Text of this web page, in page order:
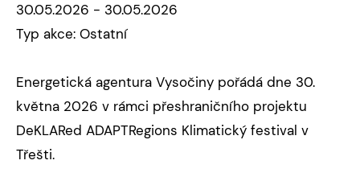
30.05.2026 - 30.05.2026
Typ akce: Ostatní
Energetická agentura Vysočiny pořádá dne 30.
května 2026 v rámci přeshraničního projektu
DeKLARed ADAPTRegions Klimatický festival v
Třešti.